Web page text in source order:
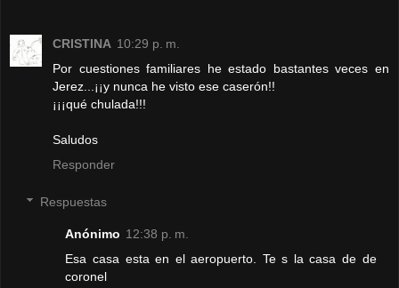
CRISTINA 10:29 p. m.
Por cuestiones familiares he estado bastantes veces en
Jerez...¡¡y nunca he visto ese caserón!!
¡¡¡qué chulada!!!
Saludos
Responder
Respuestas
Anónimo 12:38 p. m.
Esa casa esta en el aeropuerto. Te s la casa de de
coronel